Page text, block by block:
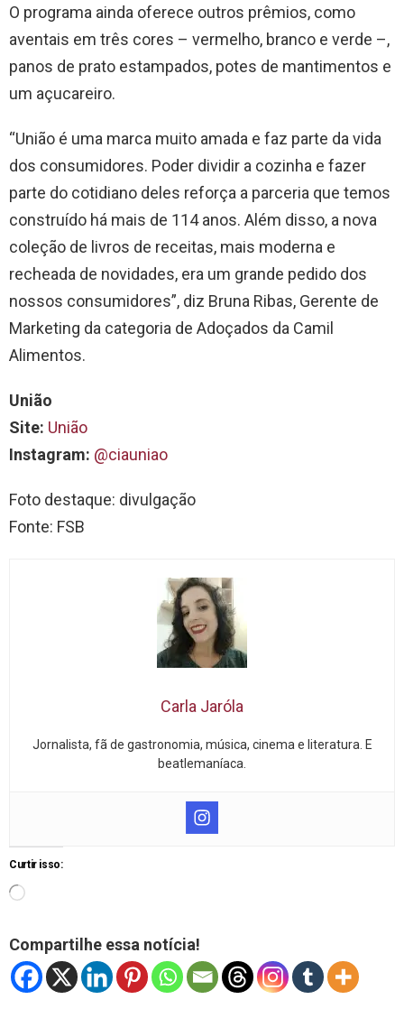
O programa ainda oferece outros prêmios, como
aventais em três cores – vermelho, branco e verde –,
panos de prato estampados, potes de mantimentos e
um açucareiro.
“União é uma marca muito amada e faz parte da vida
dos consumidores. Poder dividir a cozinha e fazer
parte do cotidiano deles reforça a parceria que temos
construído há mais de 114 anos. Além disso, a nova
coleção de livros de receitas, mais moderna e
recheada de novidades, era um grande pedido dos
nossos consumidores”, diz Bruna Ribas, Gerente de
Marketing da categoria de Adoçados da Camil
Alimentos.
União
Site: União
Instagram: @ciauniao
Foto destaque: divulgação
Fonte: FSB
Carla Jaróla
Jornalista, fã de gastronomia, música, cinema e literatura. E
beatlemaníaca.
Curtir isso:
Compartilhe essa notícia!